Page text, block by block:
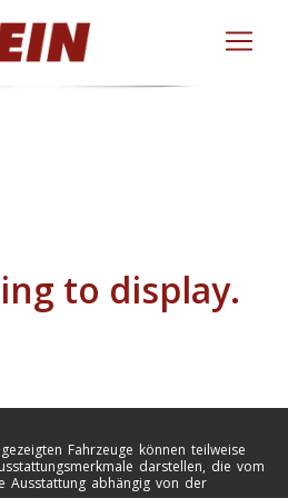
to display.
Fahrzeuge können teilweise
darstellen, die vom
Ausstattung abhängig von der